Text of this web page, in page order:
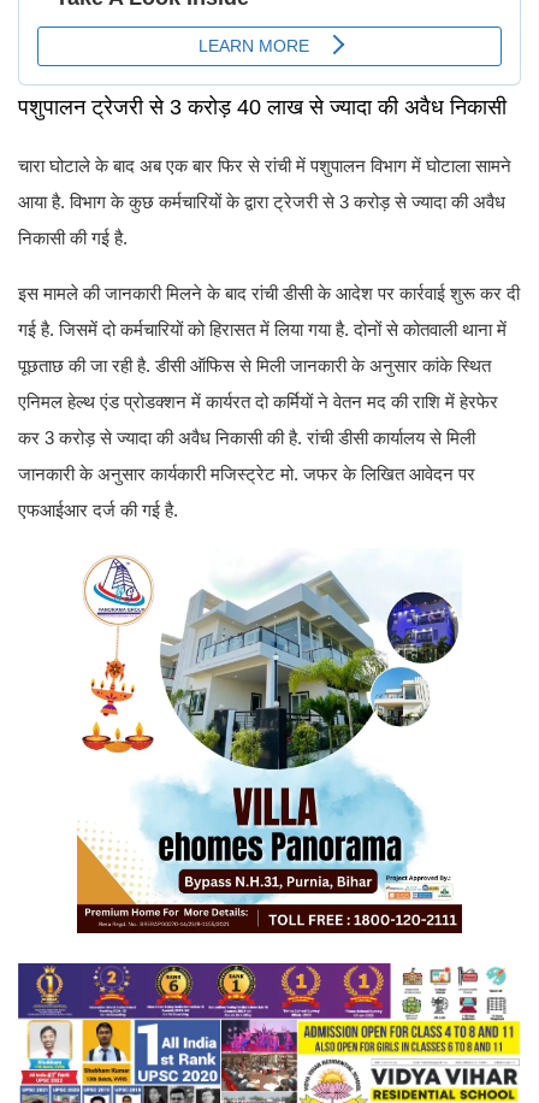
पशुपालन ट्रेजरी से 3 करोड़ 40 लाख से ज्यादा की अवैध निकासी
चारा घोटाले के बाद अब एक बार फिर से रांची में पशुपालन विभाग में घोटाला सामने
आया है. विभाग के कुछ कर्मचारियों के द्वारा ट्रेजरी से 3 करोड़ से ज्यादा की अवैध
निकासी की गई है.
इस मामले की जानकारी मिलने के बाद रांची डीसी के आदेश पर कार्रवाई शुरू कर दी
गई है. जिसमें दो कर्मचारियों को हिरासत में लिया गया है. दोनों से कोतवाली थाना में
पूछताछ की जा रही है. डीसी ऑफिस से मिली जानकारी के अनुसार कांके स्थित
एनिमल हेल्थ एंड प्रोडक्शन में कार्यरत दो कर्मियों ने वेतन मद की राशि में हेरफेर
कर 3 करोड़ से ज्यादा की अवैध निकासी की है. रांची डीसी कार्यालय से मिली
जानकारी के अनुसार कार्यकारी मजिस्ट्रेट मो. जफर के लिखित आवेदन पर
एफआईआर दर्ज की गई है.